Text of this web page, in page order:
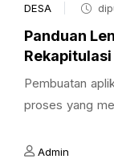
DESA
Panduan
Rekapitulasi
Pembuatan
proses yang
Admin